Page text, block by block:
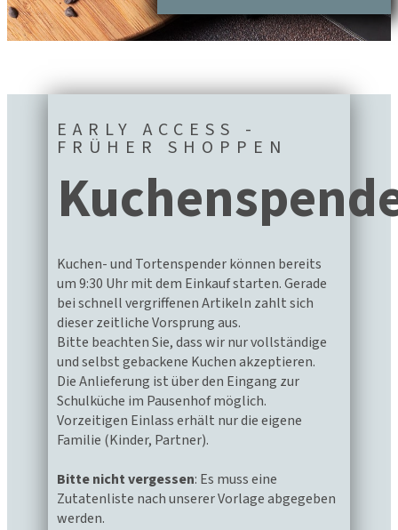
EARLY ACCESS -
FRÜHER SHOPPEN
Kuchen- und Tortenspender können bereits
um 9:30 Uhr mit dem Einkauf starten. Gerade
bei schnell vergriffenen Artikeln zahlt sich
dieser zeitliche Vorsprung aus.
Bitte beachten Sie, dass wir nur vollständige
und selbst gebackene Kuchen akzeptieren.
Die Anlieferung ist über den Eingang zur
Schulküche im Pausenhof möglich.
Vorzeitigen Einlass erhält nur die eigene
Familie (Kinder, Partner).
Bitte nicht vergessen: Es muss eine
Zutatenliste nach unserer Vorlage abgegeben
werden.